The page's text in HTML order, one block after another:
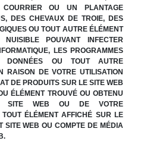
COURRIER OU UN PLANTAGE
DES CHEVAUX DE TROIE, DES
OU TOUT AUTRE ÉLÉMENT
NUISIBLE POUVANT INFECTER
LES PROGRAMMES
DONNÉES OU TOUT AUTRE
RAISON DE VOTRE UTILISATION
DE PRODUITS SUR LE SITE WEB
ÉLÉMENT TROUVÉ OU OBTENU
WEB OU DE VOTRE
ÉLÉMENT AFFICHÉ SUR LE
SITE WEB OU COMPTE DE MÉDIA